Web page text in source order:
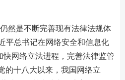
然是不断完善现有法律法规体
平总书记在网络安全和信息化
快网络立法进程，完善法律监管
的十八大以来，我国网络立